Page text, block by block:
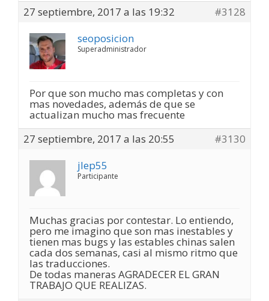
27 septiembre, 2017 a las 19:32
#3128
seoposicion
Superadministrador
Por que son mucho mas completas y con
mas novedades, además de que se
actualizan mucho mas frecuente
27 septiembre, 2017 a las 20:55
#3130
jlep55
Participante
Muchas gracias por contestar. Lo entiendo,
pero me imagino que son mas inestables y
tienen mas bugs y las estables chinas salen
cada dos semanas, casi al mismo ritmo que
las traducciones.
De todas maneras AGRADECER EL GRAN
TRABAJO QUE REALIZAS.